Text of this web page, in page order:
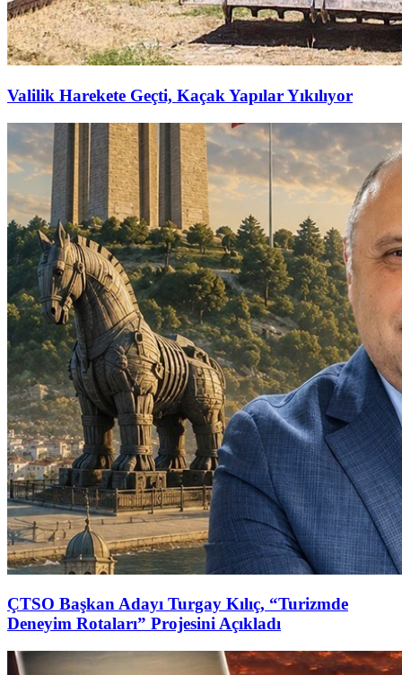
Valilik Harekete Geçti, Kaçak Yapılar Yıkılıyor
ÇTSO Başkan Adayı Turgay Kılıç, “Turizmde
Deneyim Rotaları” Projesini Açıkladı